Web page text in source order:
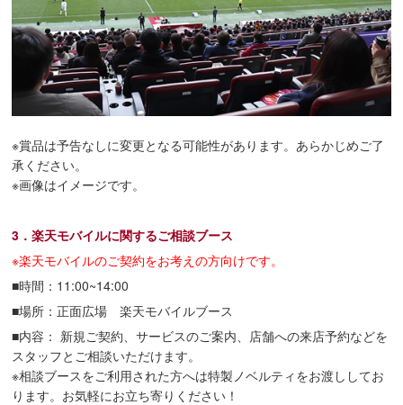
※賞品は予告なしに変更となる可能性があります。あらかじめご了
承ください。
※画像はイメージです。
3．楽天モバイルに関するご相談ブース
※楽天モバイルのご契約をお考えの方向けです。
■時間：11:00~14:00
■場所：正面広場 楽天モバイルブース
■内容： 新規ご契約、サービスのご案内、店舗への来店予約などを
スタッフとご相談いただけます。
※相談ブースをご利用された方へは特製ノベルティをお渡ししてお
ります。お気軽にお立ち寄りください！